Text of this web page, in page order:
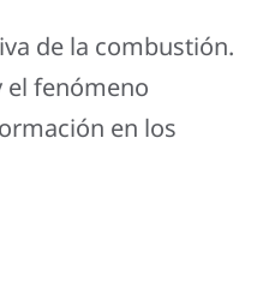
de la combustión.
el fenómeno
en los